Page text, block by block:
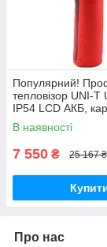
Популярний!
тепловізор UNI-T
IP54 LCD АКБ,
Краща якість
Nukleon.com.ua
В наявності
7 550 ₴ 25 167 ₴
Про нас